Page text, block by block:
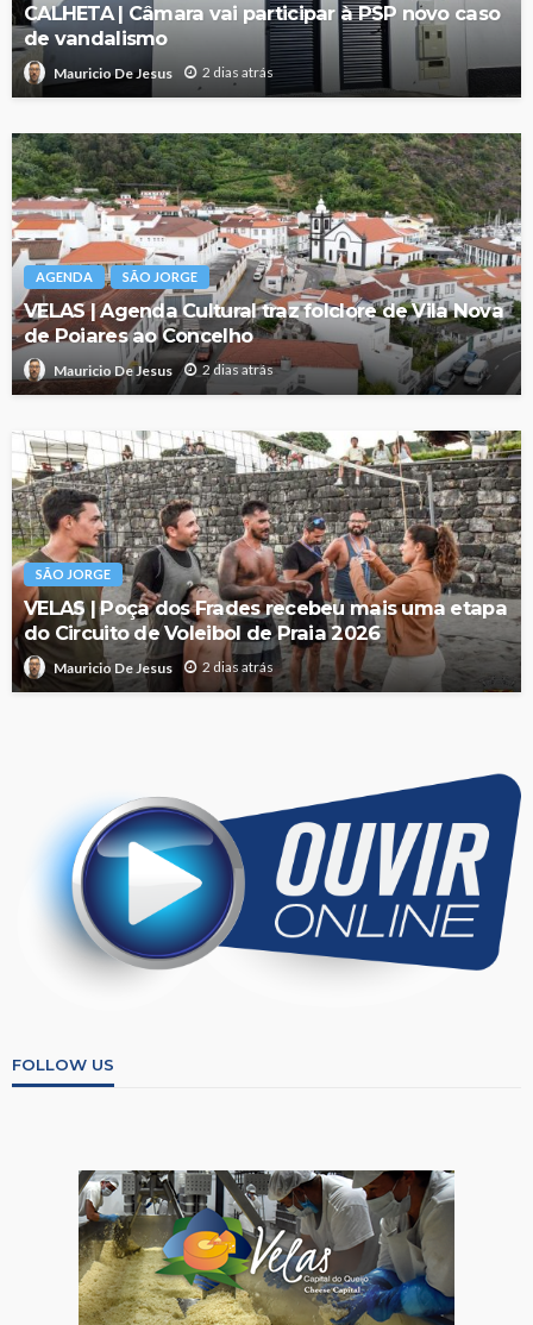
CALHETA | Câmara vai participar à PSP novo caso
de vandalismo
Mauricio De Jesus 2 dias atrás
AGENDA SÃO JORGE
VELAS | Agenda Cultural traz folclore de Vila Nova
de Poiares ao Concelho
Mauricio De Jesus 2 dias atrás
SÃO JORGE
VELAS | Poça dos Frades recebeu mais uma etapa
do Circuito de Voleibol de Praia 2026
Mauricio De Jesus 2 dias atrás
FOLLOW US